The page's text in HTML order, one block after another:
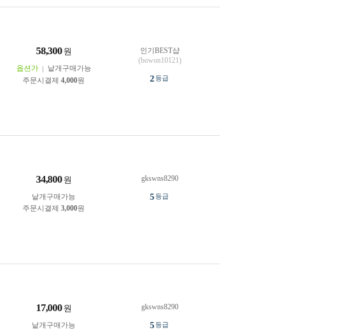
58,300 원
옵션가
낱개구매가능
주문시결제 4,000원
인기BEST샵
(bowon10121)
2등급
34,800 원
낱개구매가능
주문시결제 3,000원
gkswns8290
5등급
17,000 원
낱개구매가능
gkswns8290
5등급